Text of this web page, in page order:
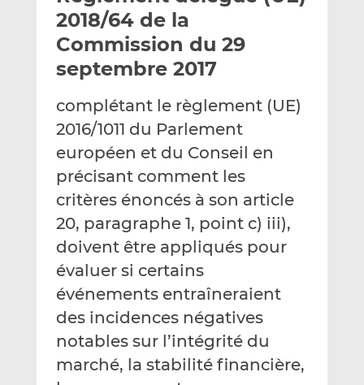
e
r
p
a
e
m
i
l
g
e
r
s
r
L
n
k
e
d
n
g
e
s
r
F
c
e
b
o
k
2018/64 de la
Commission du 29
septembre 2017
complétant le règlement (UE)
2016/1011 du Parlement
européen et du Conseil en
précisant comment les
critères énoncés à son article
20, paragraphe 1, point c) iii),
doivent être appliqués pour
évaluer si certains
événements entraîneraient
des incidences négatives
notables sur l’intégrité du
marché, la stabilité financière,